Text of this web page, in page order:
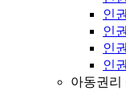
인
인
인
인
아동권리